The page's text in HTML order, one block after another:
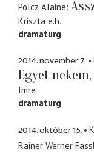
Polcz Alaine
Kriszta e.h.
dramaturg
2014. november 7.
Egyet
Imre
dramaturg
2014. október 15.
Rainer Werner